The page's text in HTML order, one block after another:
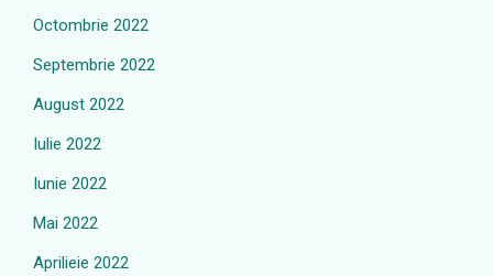
Octombrie 2022
Septembrie 2022
August 2022
Iulie 2022
Iunie 2022
Mai 2022
Aprilieie 2022